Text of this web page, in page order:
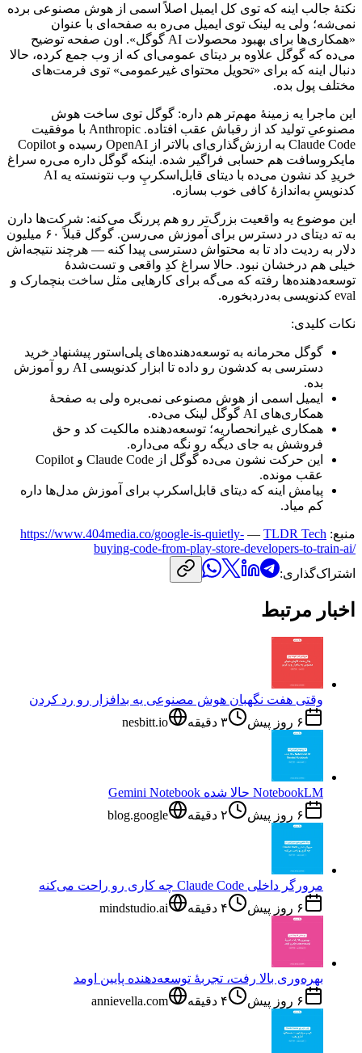
نکتهٔ جالب اینه که توی کل ایمیل اصلاً اسمی از هوش مصنوعی برده
نمی‌شه؛ ولی یه لینک توی ایمیل می‌ره به صفحه‌ای با عنوان
«همکاری‌ها برای بهبود محصولات AI گوگل». اون صفحه توضیح
می‌ده که گوگل علاوه بر دیتای عمومی‌ای که از وب جمع کرده، حالا
دنبال اینه که برای «تحویل محتوای غیرعمومی» توی فرمت‌های
مختلف پول بده.
این ماجرا یه زمینهٔ مهم‌تر هم داره: گوگل توی ساخت هوش
مصنوعیِ تولید کد از رقباش عقب افتاده. Anthropic با موفقیت
Claude Code به ارزش‌گذاری‌ای بالاتر از OpenAI رسیده و Copilot
مایکروسافت هم حسابی فراگیر شده. اینکه گوگل داره می‌ره سراغ
خریدِ کد نشون می‌ده با دیتای قابل‌اسکرپِ وب نتونسته یه AI
کدنویسِ به‌اندازهٔ کافی خوب بسازه.
این موضوع یه واقعیت بزرگ‌تر رو هم پررنگ می‌کنه: شرکت‌ها دارن
به ته دیتای در دسترس برای آموزش می‌رسن. گوگل قبلاً ۶۰ میلیون
دلار به ردیت داد تا به محتواش دسترسی پیدا کنه — هرچند نتیجه‌اش
خیلی هم درخشان نبود. حالا سراغ کدِ واقعی و تست‌شدهٔ
توسعه‌دهنده‌ها رفته که می‌گه برای کارهایی مثل ساخت بنچمارک و
eval کدنویسی به‌دردبخوره.
نکات کلیدی:
گوگل محرمانه به توسعه‌دهنده‌های پلی‌استور پیشنهاد خرید
دسترسی به کدشون رو داده تا ابزار کدنویسی AI رو آموزش
بده.
ایمیل اسمی از هوش مصنوعی نمی‌بره ولی به صفحهٔ
همکاری‌های AI گوگل لینک می‌ده.
همکاری غیرانحصاریه؛ توسعه‌دهنده مالکیت کد و حق
فروشش به جای دیگه رو نگه می‌داره.
این حرکت نشون می‌ده گوگل از Claude Code و Copilot
عقب مونده.
پیامش اینه که دیتای قابل‌اسکرپ برای آموزش مدل‌ها داره
کم میاد.
منبع: TLDR Tech
—
https://www.404media.co/google-is-quietly-
buying-code-from-play-store-developers-to-train-ai/
اشتراک‌گذاری:
اخبار مرتبط
وقتی هفت نگهبان هوش مصنوعی یه بدافزار رو رد کردن
۶ روز پیش
۳ دقیقه nesbitt.io
NotebookLM حالا شده Gemini Notebook
۶ روز پیش
۲ دقیقه blog.google
مرورگر داخلی Claude Code چه کاری رو راحت می‌کنه
۶ روز پیش
۴ دقیقه mindstudio.ai
بهره‌وری بالا رفت، تجربهٔ توسعه‌دهنده پایین اومد
۶ روز پیش
۴ دقیقه annievella.com